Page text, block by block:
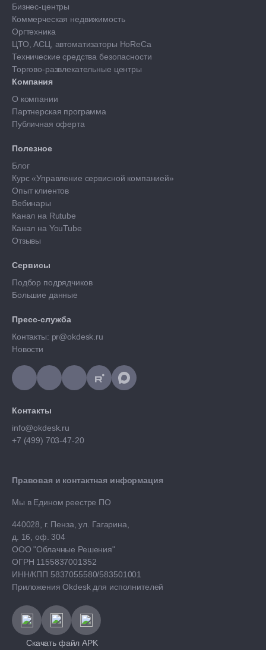
Правовая и контактная информация
Мы в Едином реестре ПО
440028, г. Пенза, ул. Гагарина,
д. 16, оф. 304
ООО "Облачные Решения"
ОГРН 1155837001352
ИНН/КПП 5837055580/583501001
Приложения Okdesk для исполнителей
Скачать файл APK
Бизнес-центры
Коммерческая недвижимость
Оргтехника
ЦТО, АСЦ, автоматизаторы HoReCa
Технические средства безопасности
Торгово-развлекательные центры
Компания
О компании
Партнерская программа
Публичная оферта
Полезное
Блог
Курс «Управление сервисной компанией»
Опыт клиентов
Вебинары
Канал на Rutube
Канал на YouTube
Отзывы
Сервисы
Подбор подрядчиков
Большие данные
Пресс-служба
Контакты: pr@okdesk.ru
Новости
Контакты
info@okdesk.ru
+7 (499) 703-47-20